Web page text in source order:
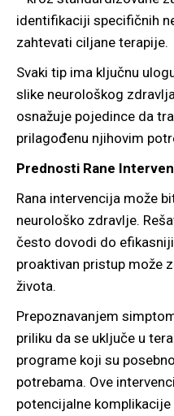
identifikaciji specifičnih
zahtevati ciljane terapije.
Svaki tip ima ključnu
slike neurološkog
osnažuje pojedince da
prilagođenu njihovim
Prednosti Rane
Rana intervencija može
neurološko zdravlje.
često dovodi do
proaktivan pristup može
života.
Prepoznavanjem
priliku da se uključe u
programe koji su
potrebama. Ove
potencijalne komplikacije